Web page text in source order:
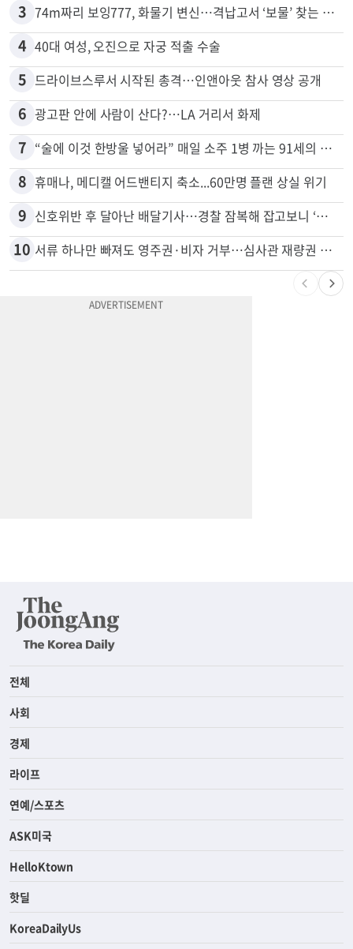
3 74m짜리 보잉777, 화물기 변신…격납고서 ‘보물’ 찾는 인천공항
4 40대 여성, 오진으로 자궁 적출 수술
5 드라이브스루서 시작된 총격…인앤아웃 참사 영상 공개
6 광고판 안에 사람이 산다?…LA 거리서 화제
7 “술에 이것 한방울 넣어라” 매일 소주 1병 까는 91세의 철칙
8 휴매나, 메디캘 어드밴티지 축소...60만명 플랜 상실 위기
9 신호위반 후 달아난 배달기사…경찰 잠복해 잡고보니 ‘반전’
10 서류 하나만 빠져도 영주권·비자 거부…심사관 재량권 대폭 확대
전체
사회
경제
라이프
연예/스포츠
ASK미국
HelloKtown
핫딜
KoreaDailyUs